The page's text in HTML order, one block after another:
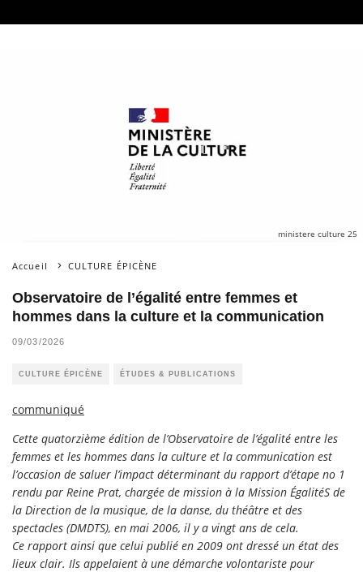
ministere culture 25
Accueil CULTURE ÉPICÈNE
Observatoire de l’égalité entre femmes et
hommes dans la culture et la communication
09/03/2026
CULTURE ÉPICÈNE ÉTUDES & PUBLICATIONS
communiqué
Cette quatorzième édition de l’Observatoire de l’égalité entre les
femmes et les hommes dans la culture et la communication est
l’occasion de saluer l’impact déterminant du rapport d’étape no 1
rendu par Reine Prat, chargée de mission à la Mission ÉgalitéS de
la Direction de la musique, de la danse, du théâtre et des
spectacles (DMDTS), en mai 2006, il y a vingt ans de cela.
Ce rapport ainsi que celui publié en 2009 ont dressé un état des
lieux clair. Ils appelaient à une démarche volontariste pour